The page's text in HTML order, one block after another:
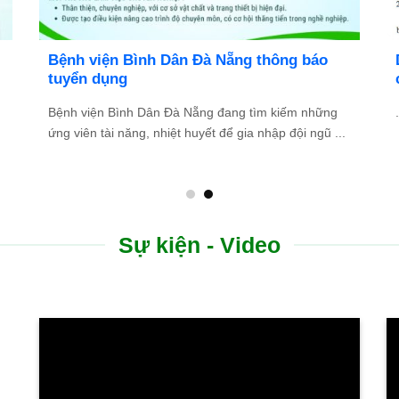
Bệnh viện Bình Dân Đà Nẵng thông báo
tuyển dụng
Bệnh viện Bình Dân Đà Nẵng đang tìm kiếm những
ứng viên tài năng, nhiệt huyết để gia nhập đội ngũ ...
Sự kiện - Video